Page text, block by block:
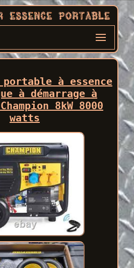
portable à essence
à démarrage à
8kW 8000
watts